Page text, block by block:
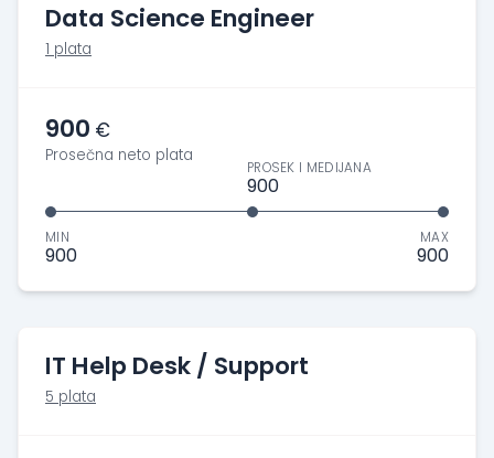
Data Science Engineer
1 plata
900 €
Prosečna neto plata
MIN
900
PROSEK I MEDIJANA
900
MAX
900
IT Help Desk / Support
5 plata